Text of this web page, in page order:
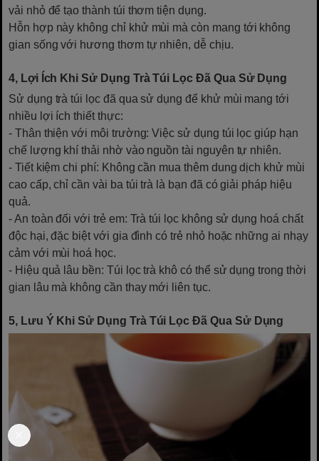
vải nhỏ để tạo thành túi thơm tiện dụng.
Hỗn hợp này không chỉ khử mùi mà còn mang tới không
gian sống với hương thơm tự nhiên, dễ chịu.
4, Lợi Ích Khi Sử Dụng Trà Túi Lọc Đã Qua Sử Dụng
Sử dụng trà túi lọc đã qua sử dụng để khử mùi mang tới
nhiều lợi ích thiết thực:
- Thân thiện với môi trường: Việc sử dụng túi lọc giúp hạn
chế lượng khí thải nhờ vào nguồn tài nguyên tự nhiên.
- Tiết kiệm chi phí: Không cần mua thêm dung dịch khử mùi
cao cấp, chỉ cần vài ba túi trà là bạn đã có giải pháp hiệu
quả.
- An toàn đối với trẻ em: Trà túi lọc không sử dụng hoá chất
độc hại, đặc biệt với gia đình có trẻ nhỏ hoặc những ai nhạy
cảm với mùi hoá học.
- Hiệu quả lâu bền: Túi lọc trà khô có thể sử dụng trong thời
gian lâu mà không cần thay mới liên tục.
5, Lưu Ý Khi Sử Dụng Trà Túi Lọc Đã Qua Sử Dụng